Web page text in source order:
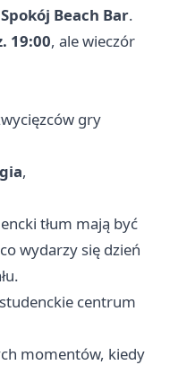
Spokój Beach Bar.
19:00, ale wieczór
gry
,
tłum mają być
wydarzy się dzień
centrum
momentów, kiedy